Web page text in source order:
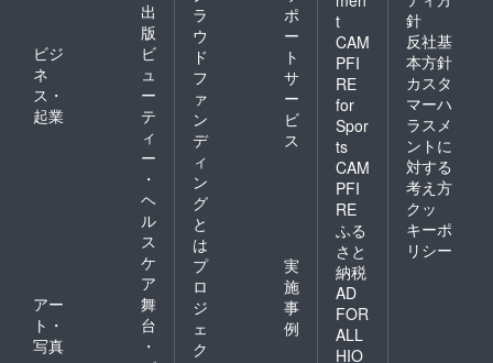
出
版
ビジ
ネ
ス・
起業
ビ
ュ
ー
テ
ィ
ー
・
ヘ
ル
ス
ケ
ア
アー
ト・
写真
舞
台
・
ラ
ウ
ド
フ
ァ
ン
デ
ィ
ン
グ
と
は
ポ
ー
ト
サ
ー
ビ
ス
プ
ロ
ジ
ェ
ク
実
施
事
例
t
CAM
PFI
RE
for
Spor
ts
CAM
PFI
RE
ふる
さと
納税
AD
FOR
ALL
HIO
針
反社基
本方針
カスタ
マーハ
ラスメ
ントに
対する
考え方
クッ
キーポ
リシー